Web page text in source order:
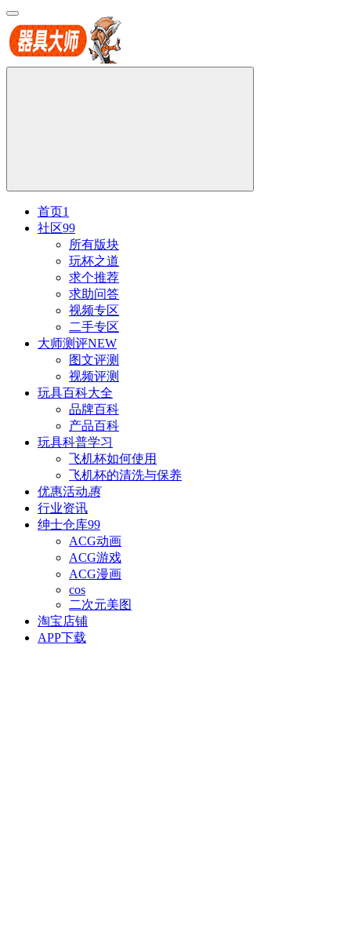
首页1
社区99
所有版块
玩杯之道
求个推荐
求助问答
视频专区
二手专区
大师测评NEW
图文评测
视频评测
玩具百科大全
品牌百科
产品百科
玩具科普学习
飞机杯如何使用
飞机杯的清洗与保养
优惠活动惠
行业资讯
绅士仓库99
ACG动画
ACG游戏
ACG漫画
cos
二次元美图
淘宝店铺
APP下载